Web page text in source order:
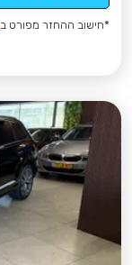
*חישוב ההחזר מפורט ב